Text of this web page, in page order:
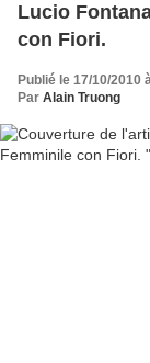
Lucio
con Fiori.
Publié le 17/10/2010
Par Alain Truong